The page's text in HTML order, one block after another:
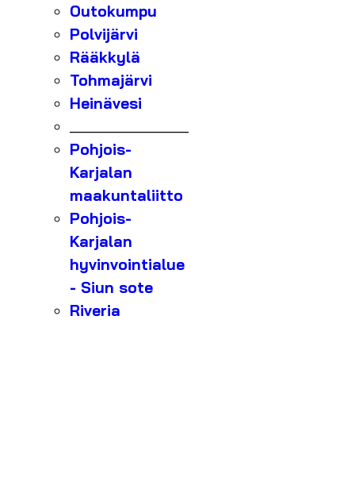
Outokumpu
Polvijärvi
Rääkkylä
Tohmajärvi
Heinävesi
Pohjois-
Karjalan
maakuntaliitto
Pohjois-
Karjalan
hyvinvointialue
- Siun sote
Riveria